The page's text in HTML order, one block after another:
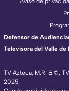
TV Azteca, M.R. & ©,
2025.
Aviso de
Defensor de
Televisora del Valle de